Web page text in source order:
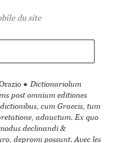
● Dictionariolum
post omnium editiones
cum Graecis, tum
adauctum. Ex quo
declinandi &
depromi possunt. Avec les